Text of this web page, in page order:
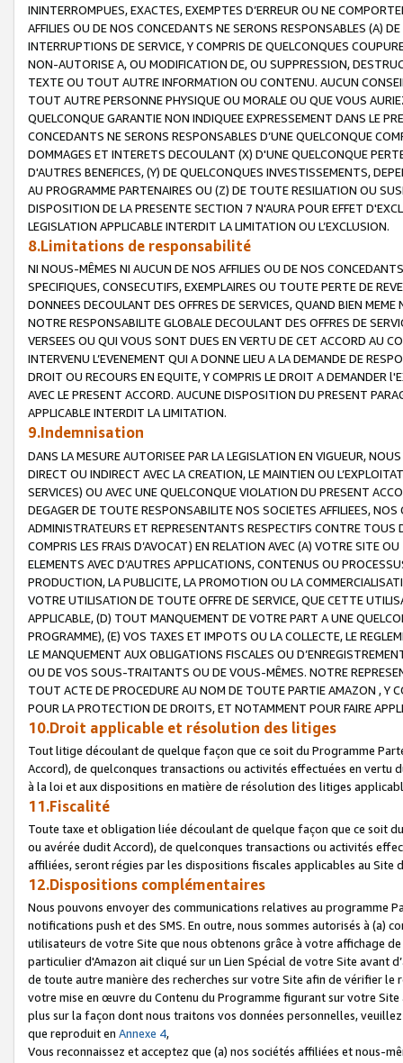
ININTERROMPUES, EXACTES, EXEMPTES D’ERREUR OU NE
AFFILIES OU DE NOS CONCEDANTS NE SERONS RESPONSABLES (A)
INTERRUPTIONS DE SERVICE, Y COMPRIS DE QUELCONQUES
NON-AUTORISE A, OU MODIFICATION DE, OU SUPPRESSION,
TEXTE OU TOUT AUTRE INFORMATION OU CONTENU. AUCUN
TOUT AUTRE PERSONNE PHYSIQUE OU MORALE OU QUE VOUS
QUELCONQUE GARANTIE NON INDIQUEE EXPRESSEMENT DANS LE
CONCEDANTS NE SERONS RESPONSABLES D’UNE QUELCONQUE
DOMMAGES ET INTERETS DECOULANT (X) D'UNE QUELCONQUE
D'AUTRES BENEFICES, (Y) DE QUELCONQUES INVESTISSEMENTS,
AU PROGRAMME PARTENAIRES OU (Z) DE TOUTE RESILIATION OU
DISPOSITION DE LA PRESENTE SECTION 7 N'AURA POUR EFFET
LEGISLATION APPLICABLE INTERDIT LA LIMITATION OU L’EXCLUSION.
8.Limitations de responsabilité
NI NOUS-MÊMES NI AUCUN DE NOS AFFILIES OU DE NOS
SPECIFIQUES, CONSECUTIFS, EXEMPLAIRES OU TOUTE PERTE DE
DONNEES DECOULANT DES OFFRES DE SERVICES, QUAND BIEN
NOTRE RESPONSABILITE GLOBALE DECOULANT DES OFFRES DE
VERSEES OU QUI VOUS SONT DUES EN VERTU DE CET ACCORD AU
INTERVENU L’EVENEMENT QUI A DONNE LIEU A LA DEMANDE DE
DROIT OU RECOURS EN EQUITE, Y COMPRIS LE DROIT A DEMANDER
AVEC LE PRESENT ACCORD. AUCUNE DISPOSITION DU PRESENT
APPLICABLE INTERDIT LA LIMITATION.
9.Indemnisation
DANS LA MESURE AUTORISEE PAR LA LEGISLATION EN VIGUEUR,
DIRECT OU INDIRECT AVEC LA CREATION, LE MAINTIEN OU
SERVICES) OU AVEC UNE QUELCONQUE VIOLATION DU PRESENT
DEGAGER DE TOUTE RESPONSABILITE NOS SOCIETES AFFILIEES,
ADMINISTRATEURS ET REPRESENTANTS RESPECTIFS CONTRE
COMPRIS LES FRAIS D’AVOCAT) EN RELATION AVEC (A) VOTRE SITE
ELEMENTS AVEC D’AUTRES APPLICATIONS, CONTENUS OU
PRODUCTION, LA PUBLICITE, LA PROMOTION OU LA
VOTRE UTILISATION DE TOUTE OFFRE DE SERVICE, QUE CETTE
APPLICABLE, (D) TOUT MANQUEMENT DE VOTRE PART A UNE
PROGRAMME), (E) VOS TAXES ET IMPOTS OU LA COLLECTE, LE
LE MANQUEMENT AUX OBLIGATIONS FISCALES OU
OU DE VOS SOUS-TRAITANTS OU DE VOUS-MÊMES. NOTRE
TOUT ACTE DE PROCEDURE AU NOM DE TOUTE PARTIE AMAZON , Y
POUR LA PROTECTION DE DROITS, ET NOTAMMENT POUR FAIRE
10.Droit applicable et résolution des litiges
Tout litige découlant de quelque façon que ce soit du Programme
Accord), de quelconques transactions ou activités effectuées en vertu
à la loi et aux dispositions en matière de résolution des litiges
11.Fiscalité
Toute taxe et obligation liée découlant de quelque façon que ce soit
ou avérée dudit Accord), de quelconques transactions ou activités
affiliées, seront régies par les dispositions fiscales applicables au Site
12.Dispositions complémentaires
Nous pouvons envoyer des communications relatives au programme
notifications push et des SMS. En outre, nous sommes autorisés à
utilisateurs de votre Site que nous obtenons grâce à votre affichage
particulier d'Amazon ait cliqué sur un Lien Spécial de votre Site avant
de toute autre manière des recherches sur votre Site afin de vérifier
votre mise en œuvre du Contenu du Programme figurant sur votre
plus sur la façon dont nous traitons vos données personnelles,
que reproduit en Annexe 4,
Vous reconnaissez et acceptez que (a) nos sociétés affiliées et nous-